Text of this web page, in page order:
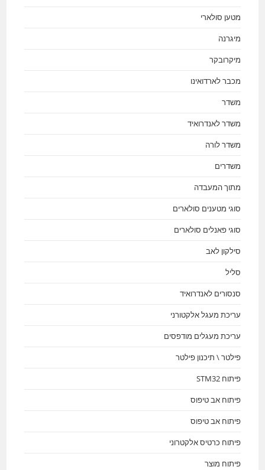
מטען סולארי
מיגרנה
מיקרובקר
מכבר לארדואינו
משדר
משדר לאנדרואיד
משדר לורה
משדרים
מתוך המעבדה
סוגי מטענים סולארים
סוגי פאנלים סולארים
סילקון לאב
סליל
סנסורים לאנדרואיד
עריכת מעגל אלקטורני
עריכת מעגלים מודפסים
פילטר \ תיכנון פילטר
פיתוח STM32
פיתוח אב טיפוס
פיתוח אב טיפוס
פיתוח כרטיס אלקטרוני
פיתוח מוצר